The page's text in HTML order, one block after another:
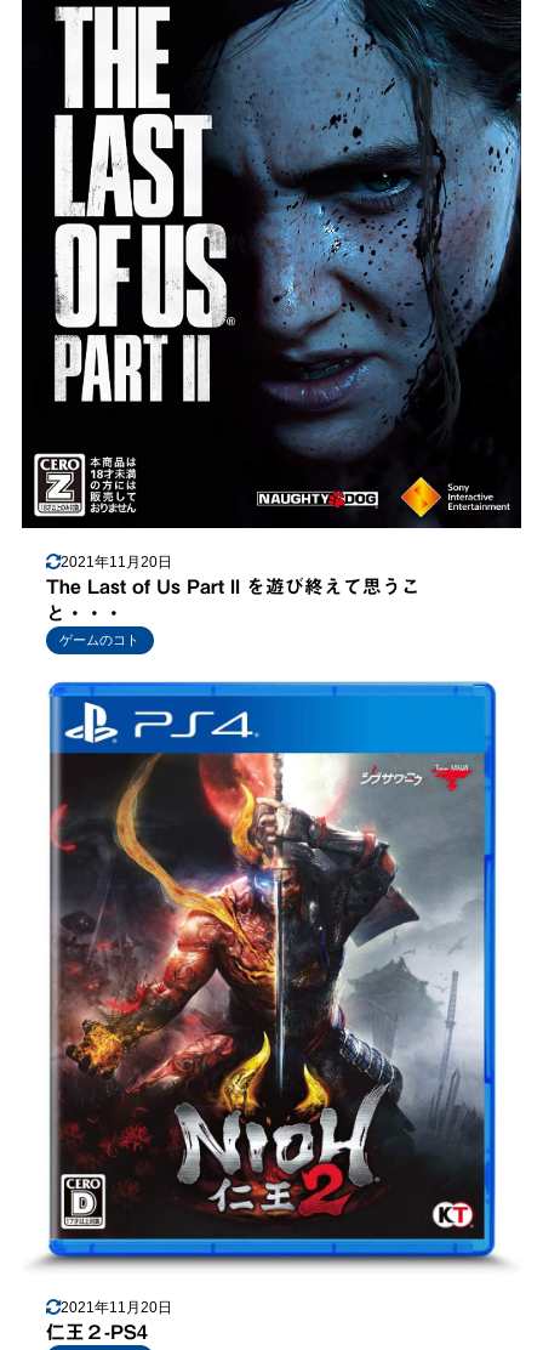
2021年11月20日
The Last of Us Part II を遊び終えて思うこ
と・・・
ゲームのコト
2021年11月20日
仁王２-PS4